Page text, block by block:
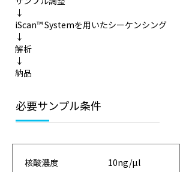
↓
iScan™ Systemを用いたシーケンシング
↓
解析
↓
納品
必要サンプル条件
核酸濃度 10ng/μl